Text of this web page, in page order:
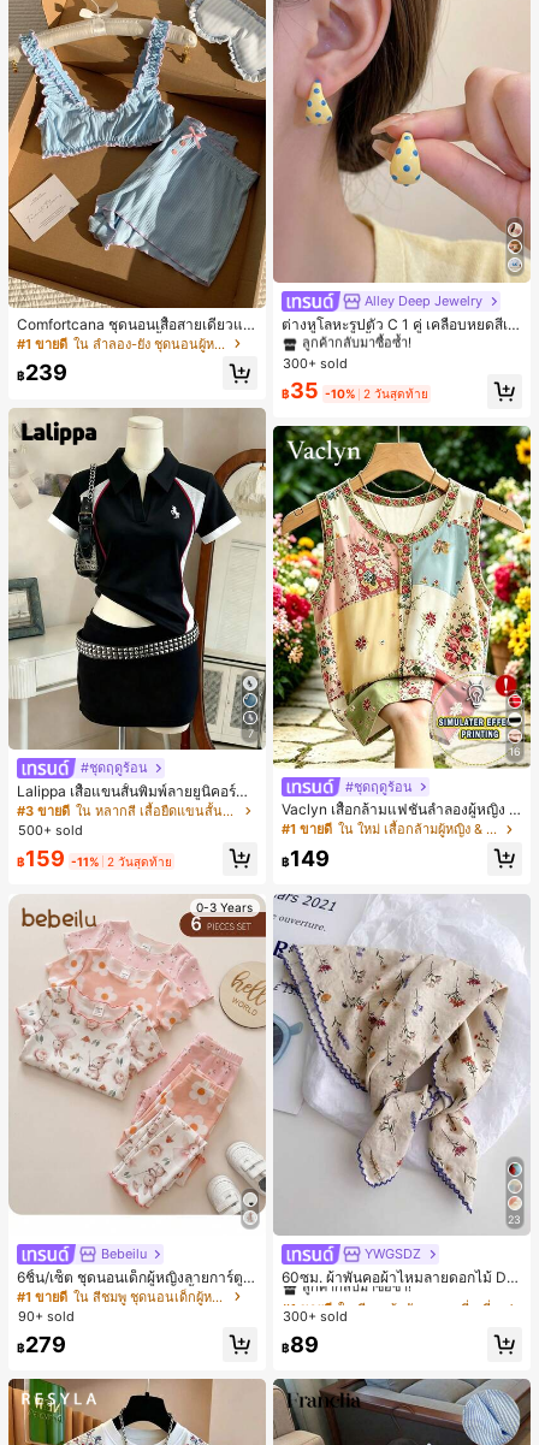
Comfortcana ชุดนอนเสื้อสายเดี่ยวแต่
งระบายและกางเกงขาสั้นสำหรับผู้หญิง
#1 ขายดี ใน ลำลอง-ยัง ชุดนอนผู้หญิง
฿239
7
#ชุดฤดูร้อน
Lalippa เสื้อแขนสั้นพิมพ์ลายยูนิคอร์นล
ายทางสีตัดกันสำหรับผู้หญิง สไตล์วิทย
าลัย
#3 ขายดี
ใน หลากสี เสื้อยืดแขนสั้นเนื้อนุ่มสำหรับใส่ทุกวัน
500+ sold
฿159 -11% 2 วันสุดท้าย
0-3 Years
Bebeilu
6ชิ้น/เซ็ต ชุดนอนเด็กผู้หญิงลายการ์ตูน
หมีและดอกไม้ คอกลม แขนสั้น กางเกง
ขาสั้น ขอบระบาย สวมใส่สบาย
#1 ขายดี
ใน สีชมพู ชุดนอนเด็กผู้หญิง
90+ sold
฿279
Alley Deep Jewelry
ต่างหูโลหะรูปตัว C 1 คู่ เคลือบหยดสีเห
ลือง ลายจุดสีน้ำเงิน สไตล์ยุโรปและอเม
ริกัน แฟชั่นส่วนตัว หวานและสง่างาม
สำหรับผู้หญิงและเด็กหญิง สำหรับการเ
ดินทาง งานแต่งงาน ปาร์ตี้ วันเกิด ของ
#1 ขายดี ใน โบโฮ ต่างหูผู้หญิง
ลูกค้ากลับมาซื้อซ้ำ!
#1 ขายดี ใน โบโฮ ต่างหูผู้หญิง
ลูกค้ากลับมาซื้อซ้ำ!
#1 ขายดี ใน โบโฮ ต่างหูผู้หญิง
ลูกค้ากลับมาซื้อซ้ำ!
#1 ขายดี ใน โบโฮ ต่างหูผู้หญิง
300+ sold
฿35 -10% 2 วันสุดท้าย
16
#ชุดฤดูร้อน
Vaclyn เสื้อกล้ามแฟชั่นลำลองผู้หญิง ล
ายแพตช์เวิร์ก แขนกุด คอกลม ติดกระดุ
#1 ขายดี ใน ใหม่ เสื้อกล้ามผู้หญิง & Camis
฿149
23
YWGSDZ
60ซม. ผ้าพันคอผ้าไหมลายดอกไม้ Dit
sy สีเบจ, เครื่องประดับใหม่สำหรับผู้หญิ
งฤดูใบไม้ผลิ/ฤดูใบไม้ร่วง, ผ้าพันคอผืน
#1 ขายดี
ลูกค้ากลับมาซื้อซ้ำ!
#1 ขายดี
ลูกค้ากลับมาซื้อซ้ำ!
#1 ขายดี
ลูกค้ากลับมาซื้อซ้ำ!
#1 ขายดี
ใน สีเบจ ผ้าพันคอทรงสี่เหลี่ยมและผ้าพันคอสำหรับผู้
300+ sold
฿89